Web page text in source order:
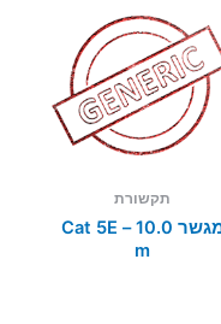
תקשורת
מגשר Cat 5E – 10.0
m